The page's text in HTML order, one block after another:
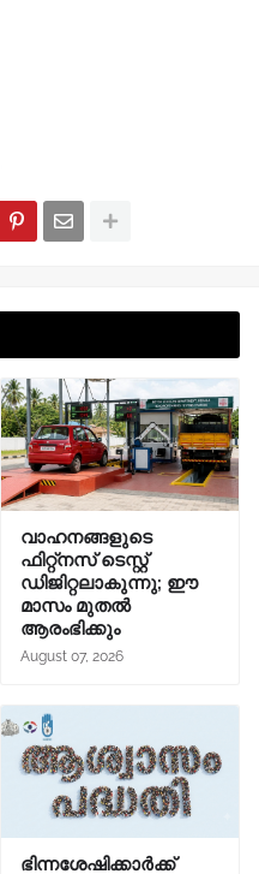
വാഹനങ്ങളുടെ
ഫിറ്റ്‌നസ് ടെസ്റ്റ്
ഡിജിറ്റലാകുന്നു; ഈ
മാസം മുതൽ
ആരംഭിക്കും
August 07, 2026
ഭിന്നശേഷിക്കാർക്ക്